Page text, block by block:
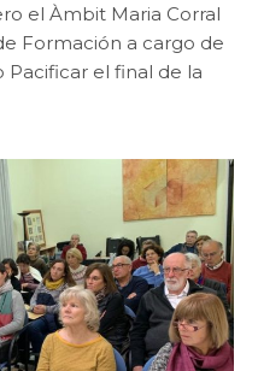
el Àmbit Maria Corral
Formación a cargo de
Pacificar el final de la